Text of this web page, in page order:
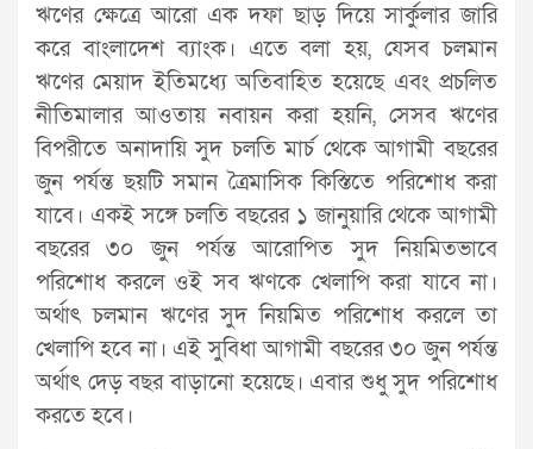
ঋণের ক্ষেত্রে আরো এক দফা ছাড় দিয়ে সার্কুলার জারি
করে বাংলাদেশ ব্যাংক। এতে বলা হয়, যেসব চলমান
ঋণের মেয়াদ ইতিমধ্যে অতিবাহিত হয়েছে এবং প্রচলিত
নীতিমালার আওতায় নবায়ন করা হয়নি, সেসব ঋণের
বিপরীতে অনাদায়ি সুদ চলতি মার্চ থেকে আগামী বছরের
জুন পর্যন্ত ছয়টি সমান ত্রৈমাসিক কিস্তিতে পরিশোধ করা
যাবে। একই সঙ্গে চলতি বছরের ১ জানুয়ারি থেকে আগামী
বছরের ৩০ জুন পর্যন্ত আরোপিত সুদ নিয়মিতভাবে
পরিশোধ করলে ওই সব ঋণকে খেলাপি করা যাবে না।
অর্থাৎ চলমান ঋণের সুদ নিয়মিত পরিশোধ করলে তা
খেলাপি হবে না। এই সুবিধা আগামী বছরের ৩০ জুন পর্যন্ত
অর্থাৎ দেড় বছর বাড়ানো হয়েছে। এবার শুধু সুদ পরিশোধ
করতে হবে।